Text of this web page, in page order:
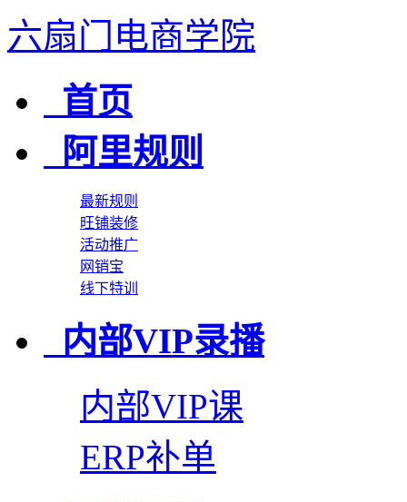
六扇门电商学院
首页
阿里规则
最新规则
旺铺装修
活动推广
网销宝
线下特训
内部VIP录播
内部VIP课
ERP补单